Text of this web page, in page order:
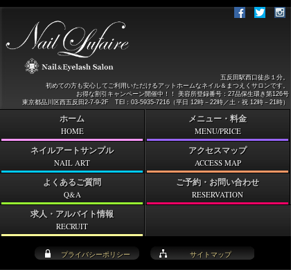
プライバシーポリシー サイトマップ
五反田駅西口徒歩１分。
初めての方も安心してご利用いただけるアットホームなネイル＆まつえくサロンです。
お得な割引キャンペーン開催中！！ 美容所登録番号：27品保生環き第126号
東京都品川区西五反田2-7-9-2F TEl：03-5935-7216（平日 12時－22時／土・祝 12時－21時）
ホーム
HOME
メニュー・料金
MENU/PRICE
ネイルアートサンプル
NAIL ART
アクセスマップ
ACCESS MAP
よくあるご質問
Q&A
ご予約・お問い合わせ
RESERVATION
求人・アルバイト情報
RECRUIT